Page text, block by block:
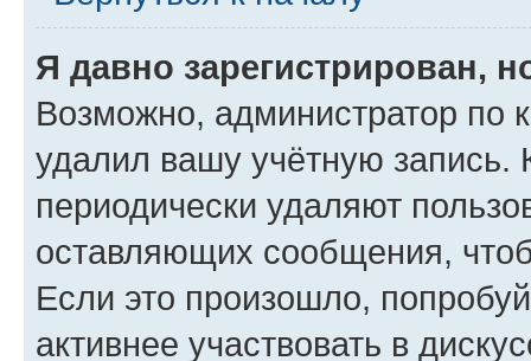
Я давно зарегистрирован,
Возможно, администратор по
удалил вашу учётную запись.
периодически удаляют
оставляющих сообщения,
Если это произошло,
активнее участвовать в